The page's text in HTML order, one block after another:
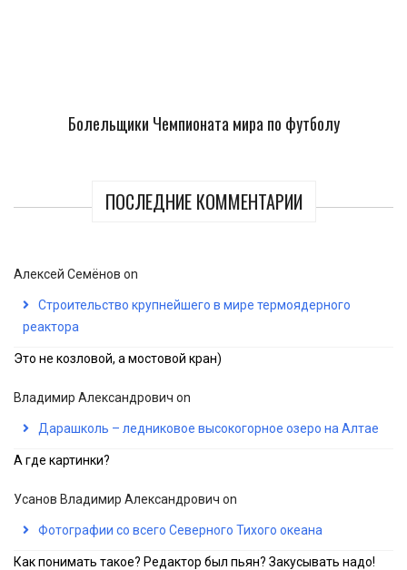
Болельщики Чемпионата мира по футболу
ПОСЛЕДНИЕ КОММЕНТАРИИ
Алексей Семёнов on
Строительство крупнейшего в мире термоядерного
реактора
Это не козловой, а мостовой кран)
Владимир Александрович on
Дарашколь – ледниковое высокогорное озеро на Алтае
А где картинки?
Усанов Владимир Александрович on
Фотографии со всего Северного Тихого океана
Как понимать такое? Редактор был пьян? Закусывать надо!